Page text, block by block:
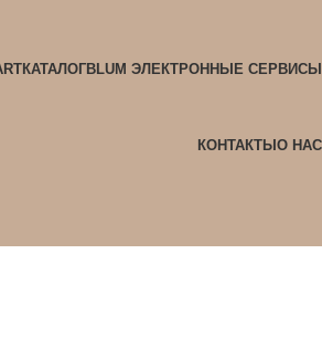
КАТАЛОГBLUM ЭЛЕКТРОННЫЕ СЕРВИСЫ
КОНТАКТЫ О НАС